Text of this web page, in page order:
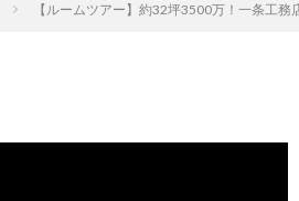
【ルームツアー】約32坪3500万！一条工